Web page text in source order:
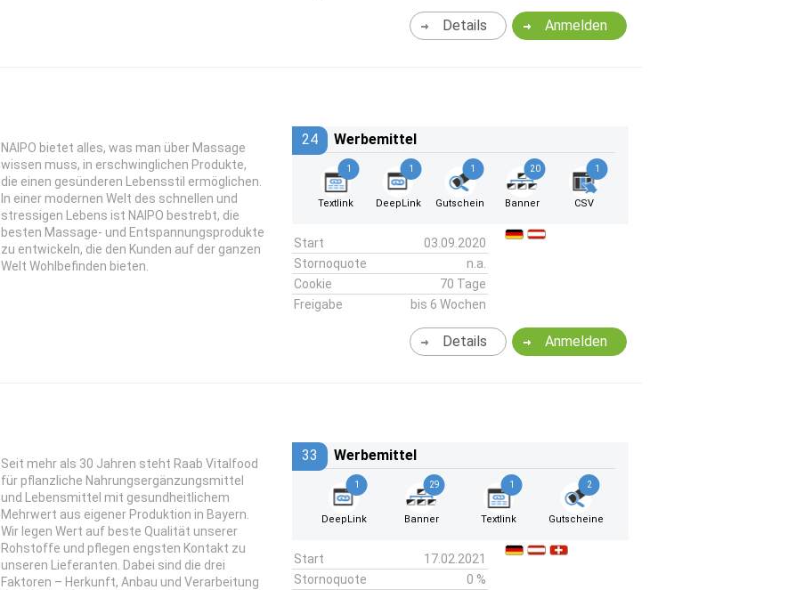
Anmelden
Details
NAIPO bietet alles, was man über Massage
wissen muss, in erschwinglichen Produkte,
die einen gesünderen Lebensstil ermöglichen.
In einer modernen Welt des schnellen und
stressigen Lebens ist NAIPO bestrebt, die
besten Massage- und Entspannungsprodukte
zu entwickeln, die den Kunden auf der ganzen
Welt Wohlbefinden bieten.
24 Werbemittel
1
Textlink
1
DeepLink
1
Gutschein
20
Banner
1
CSV
Start
03.09.2020
Stornoquote
n.a.
Cookie
70 Tage
Freigabe
bis 6 Wochen
Anmelden
Details
Seit mehr als 30 Jahren steht Raab Vitalfood
für pflanzliche Nahrungsergänzungsmittel
und Lebensmittel mit gesundheitlichem
Mehrwert aus eigener Produktion in Bayern.
Wir legen Wert auf beste Qualität unserer
Rohstoffe und pflegen engsten Kontakt zu
unseren Lieferanten. Dabei sind die drei
Faktoren – Herkunft, Anbau und Verarbeitung
33 Werbemittel
1
DeepLink
29
Banner
1
Textlink
2
Gutscheine
Start
17.02.2021
Stornoquote
0 %